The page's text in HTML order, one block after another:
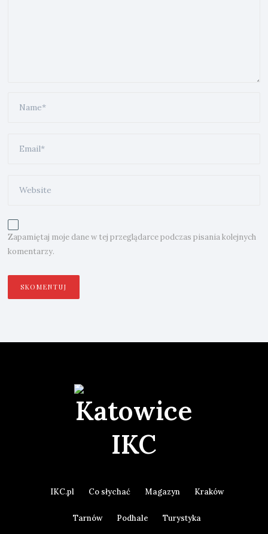
Zapamiętaj moje dane w tej przeglądarce podczas pisania kolejnych
komentarzy.
IKC.pl Co słychać Magazyn Kraków
Tarnów Podhale Turystyka